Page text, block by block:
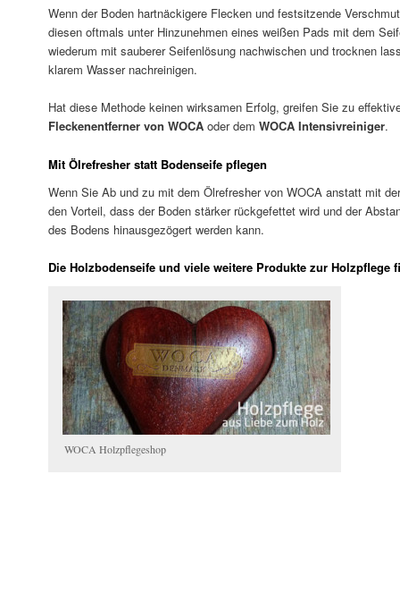
Wenn der Boden hartnäckigere Flecken und festsitzende
diesen oftmals unter Hinzunehmen eines weißen Pads mit dem
wiederum mit sauberer Seifenlösung nachwischen und trocknen
klarem Wasser nachreinigen.
Hat diese Methode keinen wirksamen Erfolg, greifen Sie zu
Fleckenentferner von WOCAoder dem WOCA Intensivreiniger.
Mit Ölrefresher statt Bodenseife pflegen
Wenn Sie Ab und zu mit dem Ölrefresher von WOCA anstatt mit
den Vorteil, dass der Boden stärker rückgefettet wird und der
des Bodens hinausgezögert werden kann.
Die Holzbodenseife und viele weitere Produkte zur Holzpflege
WOCA Holzpflegeshop